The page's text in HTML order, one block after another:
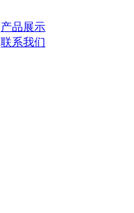
产品展示
联系我们